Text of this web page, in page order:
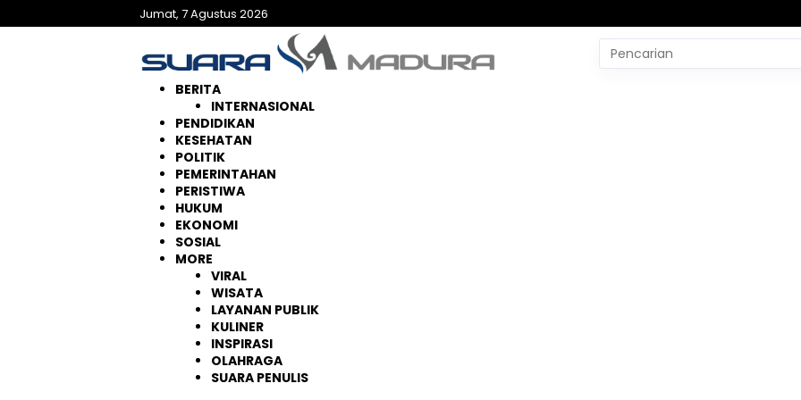
ke
Jumat, 7 Agustus 2026
Pencarian
untuk:
BERITA
INTERNASIONAL
PENDIDIKAN
KESEHATAN
POLITIK
PEMERINTAHAN
PERISTIWA
HUKUM
EKONOMI
SOSIAL
MORE
VIRAL
WISATA
LAYANAN PUBLIK
KULINER
INSPIRASI
OLAHRAGA
SUARA PENULIS